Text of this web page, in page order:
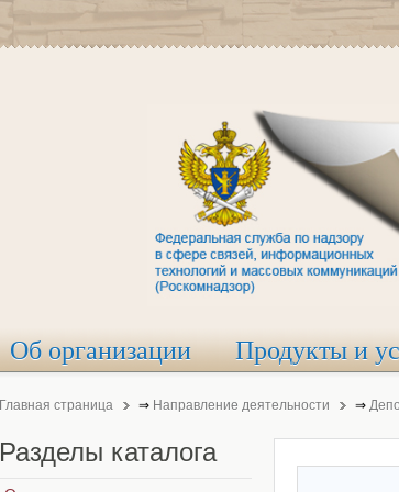
Об организации Продукты и
Главная страница ⇒ Направление деятельности ⇒
Разделы каталога